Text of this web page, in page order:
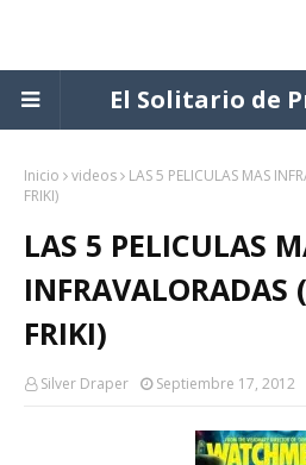
El Solitario de
Inicio videos
LAS 5 PELICULAS MAS
FRIKI)
LAS 5 PELICULAS
INFRAVALORADAS
FRIKI)
Silver Draper Septiembre 17, 2012